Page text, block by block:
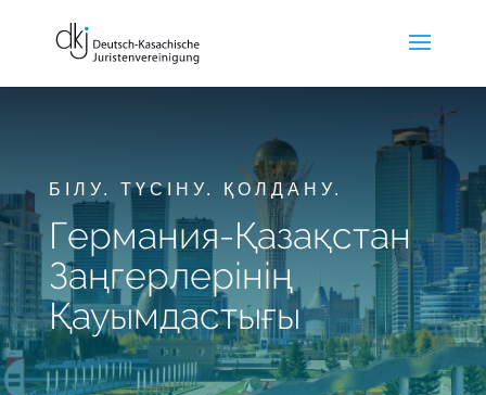
БІЛУ. ТҮСІНУ. ҚОЛДАНУ.
Германия-Қазақстан
Заңгерлерінің
Қауымдастығы